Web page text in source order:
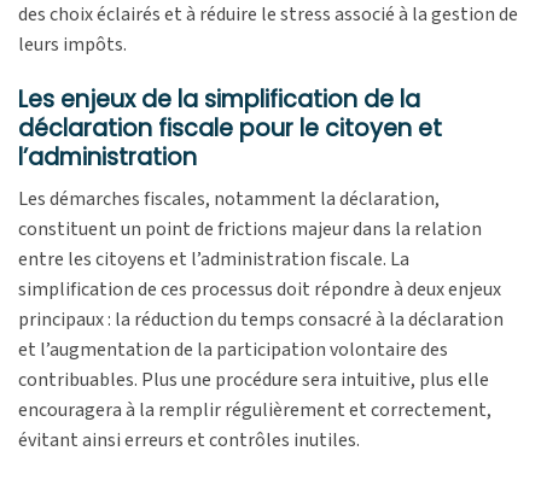
des choix éclairés et à réduire le stress associé à la gestion de
leurs impôts.
Les enjeux de la simplification de la
déclaration fiscale pour le citoyen et
l’administration
Les démarches fiscales, notamment la déclaration,
constituent un point de frictions majeur dans la relation
entre les citoyens et l’administration fiscale. La
simplification de ces processus doit répondre à deux enjeux
principaux : la réduction du temps consacré à la déclaration
et l’augmentation de la participation volontaire des
contribuables. Plus une procédure sera intuitive, plus elle
encouragera à la remplir régulièrement et correctement,
évitant ainsi erreurs et contrôles inutiles.